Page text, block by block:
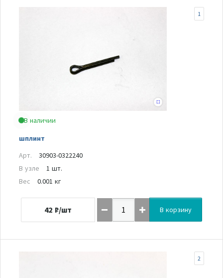
В наличии
шплинт
1
Арт.
30903-0322240
В узле
1 шт.
Вес
0.001 кг
42 ₽/шт В корзину
2